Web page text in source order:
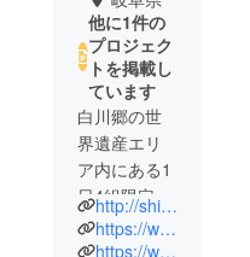
他に1件の
プロジェク
トを掲載し
ています
白川郷の世
界遺産エリ
ア内にある1
日4組限定の
宿。明治時
代に建てら
http://shiroyamakan.jp/
https://www.facebook.com/shiroyamakan/
https://www.instagram.com/feel_shirakawago/